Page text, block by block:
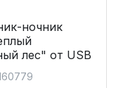
ночник
лес" от USB